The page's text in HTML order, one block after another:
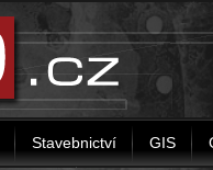
Stavebnictví GIS